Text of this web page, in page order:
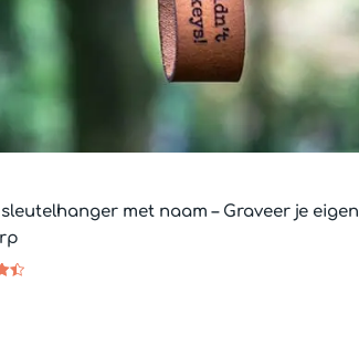
met naam – Graveer je eigen